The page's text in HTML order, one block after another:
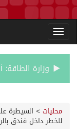
محليات > السيطرة
للخطر داخل فندق